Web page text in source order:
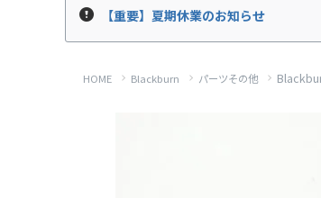
【重要】夏期休業のお知らせ
HOME Blackburn パーツその他